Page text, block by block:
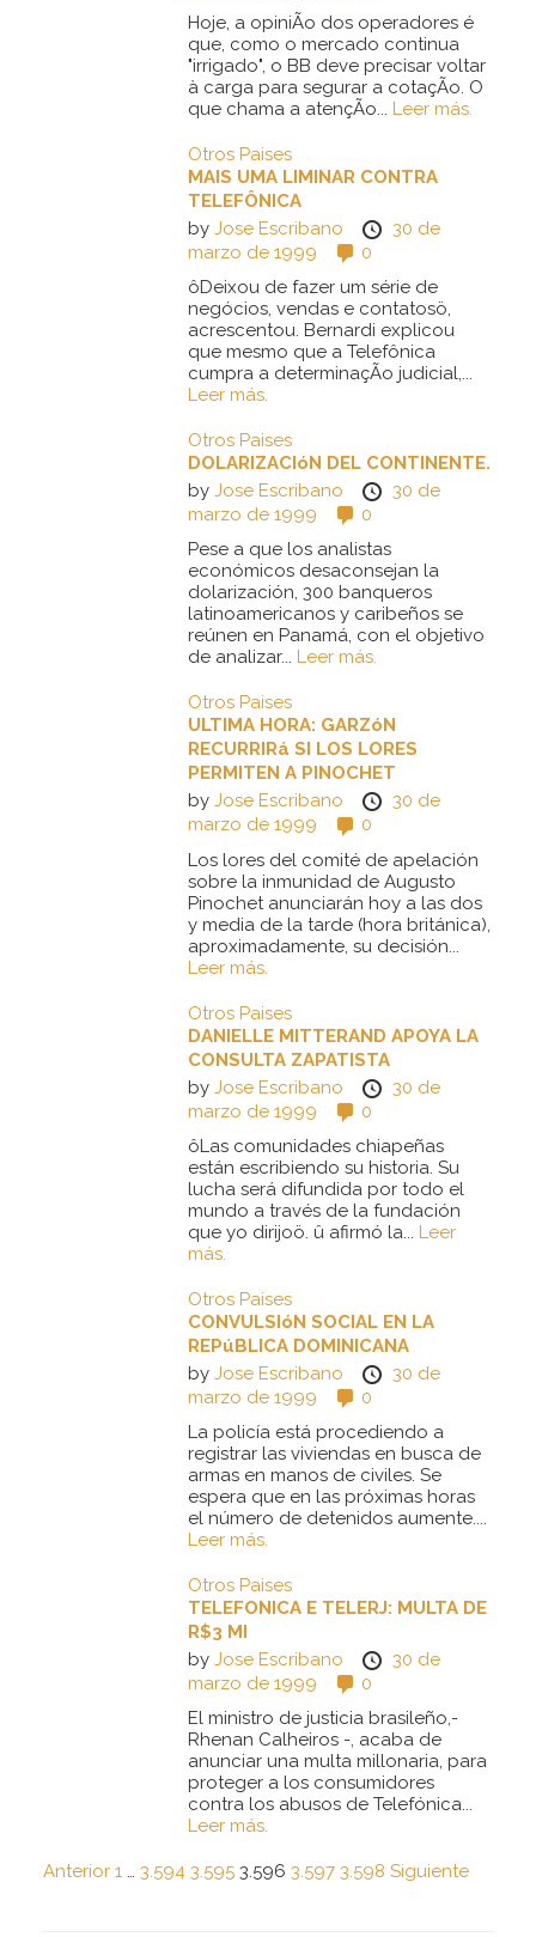
Hoje, a opiniÃo dos operadores é
que, como o mercado continua
"irrigado", o BB deve precisar voltar
à carga para segurar a cotaçÃo. O
que chama a atençÃo... Leer más.
Otros Paises
MAIS UMA LIMINAR CONTRA
TELEFÔNICA
byJose Escribano
30 de
marzo de 1999
0
ôDeixou de fazer um série de
negócios, vendas e contatosö,
acrescentou. Bernardi explicou
que mesmo que a Telefônica
cumpra a determinaçÃo judicial,...
Leer más.
Otros Paises
DOLARIZACIóN DEL CONTINENTE.
byJose Escribano
30 de
marzo de 1999
0
Pese a que los analistas
económicos desaconsejan la
dolarización, 300 banqueros
latinoamericanos y caribeños se
reúnen en Panamá, con el objetivo
de analizar... Leer más.
Otros Paises
ULTIMA HORA: GARZóN
RECURRIRá SI LOS LORES
PERMITEN A PINOCHET
byJose Escribano
30 de
marzo de 1999
0
Los lores del comité de apelación
sobre la inmunidad de Augusto
Pinochet anunciarán hoy a las dos
y media de la tarde (hora británica),
aproximadamente, su decisión...
Leer más.
Otros Paises
DANIELLE MITTERAND APOYA LA
CONSULTA ZAPATISTA
byJose Escribano
30 de
marzo de 1999
0
ôLas comunidades chiapeñas
están escribiendo su historia. Su
lucha será difundida por todo el
mundo a través de la fundación
que yo dirijoö. û afirmó la... Leer
más.
Otros Paises
CONVULSIóN SOCIAL EN LA
REPúBLICA DOMINICANA
byJose Escribano
30 de
marzo de 1999
0
La policía está procediendo a
registrar las viviendas en busca de
armas en manos de civiles. Se
espera que en las próximas horas
el número de detenidos aumente....
Leer más.
Otros Paises
TELEFONICA E TELERJ: MULTA DE
R$3 MI
byJose Escribano
30 de
marzo de 1999
0
El ministro de justicia brasileño,-
Rhenan Calheiros -, acaba de
anunciar una multa millonaria, para
proteger a los consumidores
contra los abusos de Telefónica...
Leer más.
Anterior 1 … 3.594 3.595 3.596 3.597 3.598 Siguiente